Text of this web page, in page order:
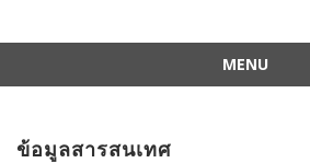
MENU
content
ข้อมูลสารสนเทศ